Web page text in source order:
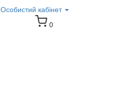
Особистий кабінет
0